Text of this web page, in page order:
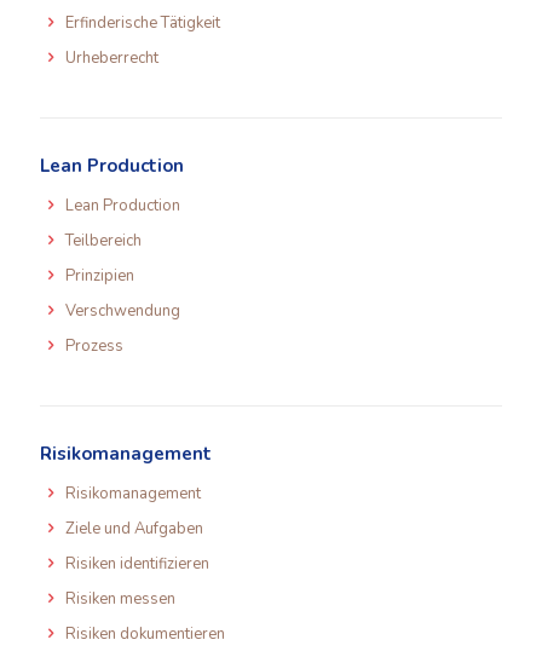
Erfinderische Tätigkeit
Urheberrecht
Lean Production
Lean Production
Teilbereich
Prinzipien
Verschwendung
Prozess
Risikomanagement
Risikomanagement
Ziele und Aufgaben
Risiken identifizieren
Risiken messen
Risiken dokumentieren